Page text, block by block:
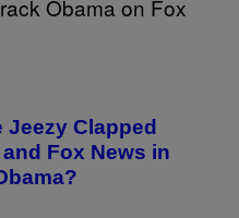
Jeezy Clapped
Fox News in